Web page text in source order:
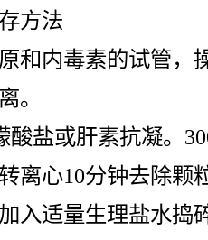
方法
和内毒素的试管，
。
酸盐或肝素抗凝。
离心10分钟去除颗
入适量生理盐水捣